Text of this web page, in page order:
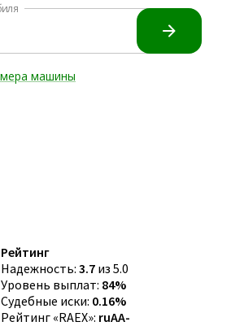
Рейтинг
Надежность: 3.7 из 5.0
Уровень выплат: 84%
Судебные иски: 0.16%
Рейтинг «RAEX»: ruAA-